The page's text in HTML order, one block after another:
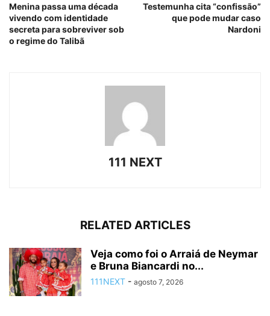
Menina passa uma década
vivendo com identidade
secreta para sobreviver sob
o regime do Talibã
Testemunha cita “confissão”
que pode mudar caso
Nardoni
111 NEXT
RELATED ARTICLES
Veja como foi o Arraiá de Neymar
e Bruna Biancardi no...
111NEXT - agosto 7, 2026